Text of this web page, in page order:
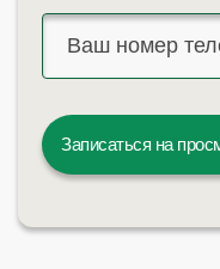
Записаться на